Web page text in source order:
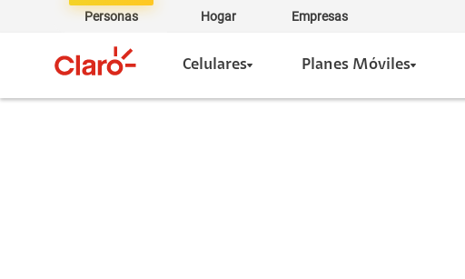
Personas Hogar Empresas
Celulares Planes Móviles